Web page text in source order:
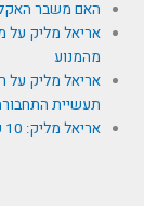
האם משבר
אריאל מליק
מהמנוע
אריאל מליק על
תעשיית
אריאל מליק: 10 עובדות שלא ידעתם על רשת החשמל בישראל